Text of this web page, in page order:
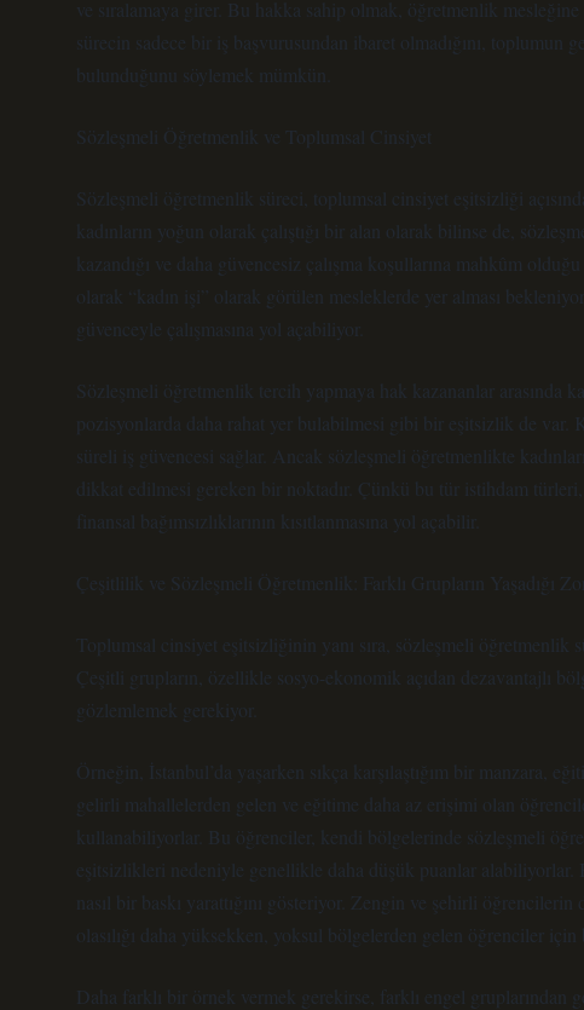
ve sıralamaya girer. Bu hakka sahip olmak, öğretmenlik
sürecin sadece bir iş başvurusundan ibaret olmadığını, toplumun
bulunduğunu söylemek mümkün.
Sözleşmeli Öğretmenlik ve Toplumsal Cinsiyet
Sözleşmeli öğretmenlik süreci, toplumsal cinsiyet eşitsizliği
kadınların yoğun olarak çalıştığı bir alan olarak bilinse de,
kazandığı ve daha güvencesiz çalışma koşullarına mahkûm
olarak “kadın işi” olarak görülen mesleklerde yer alması
güvenceyle çalışmasına yol açabiliyor.
Sözleşmeli öğretmenlik tercih yapmaya hak kazananlar arasında
pozisyonlarda daha rahat yer bulabilmesi gibi bir eşitsizlik de var.
süreli iş güvencesi sağlar. Ancak sözleşmeli öğretmenlikte
dikkat edilmesi gereken bir noktadır. Çünkü bu tür istihdam
finansal bağımsızlıklarının kısıtlanmasına yol açabilir.
Çeşitlilik ve Sözleşmeli Öğretmenlik: Farklı Grupların Yaşadığı
Toplumsal cinsiyet eşitsizliğinin yanı sıra, sözleşmeli öğretmenlik
Çeşitli grupların, özellikle sosyo-ekonomik açıdan dezavantajlı
gözlemlemek gerekiyor.
Örneğin, İstanbul’da yaşarken sıkça karşılaştığım bir manzara,
gelirli mahallelerden gelen ve eğitime daha az erişimi olan
kullanabiliyorlar. Bu öğrenciler, kendi bölgelerinde sözleşmeli
eşitsizlikleri nedeniyle genellikle daha düşük puanlar
nasıl bir baskı yarattığını gösteriyor. Zengin ve şehirli
olasılığı daha yüksekken, yoksul bölgelerden gelen öğrenciler için
Daha farklı bir örnek vermek gerekirse, farklı engel